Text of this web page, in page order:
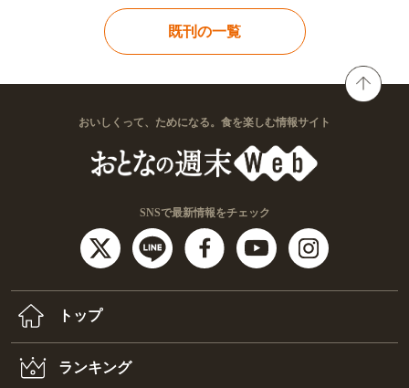
既刊の一覧
おいしくって、ためになる。食を楽しむ情報サイト
SNSで最新情報をチェック
トップ
ランキング